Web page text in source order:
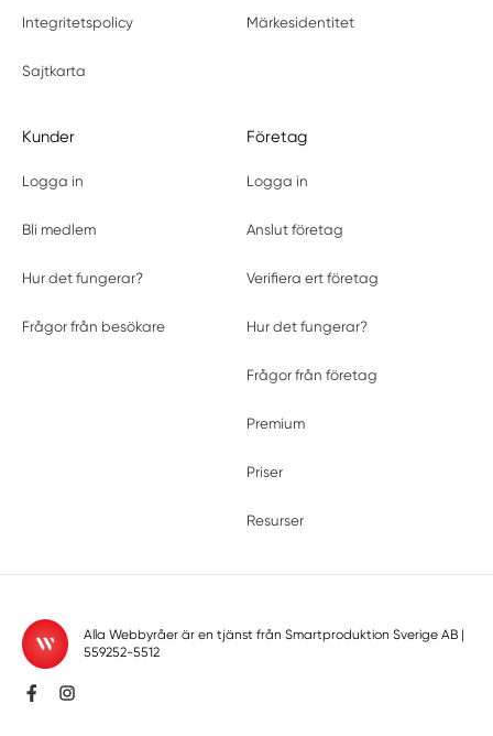
Integritetspolicy Märkesidentitet
Sajtkarta
Kunder
Logga in
Bli medlem
Hur det fungerar?
Frågor från besökare
Företag
Logga in
Anslut företag
Verifiera ert företag
Hur det fungerar?
Frågor från företag
Premium
Priser
Resurser
Alla Webbyråer är en tjänst från Smartproduktion Sverige AB|
559252-5512